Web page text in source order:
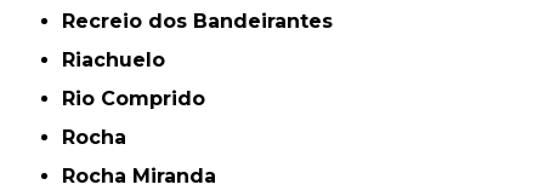
Recreio dos Bandeirantes
Riachuelo
Rio Comprido
Rocha
Rocha Miranda